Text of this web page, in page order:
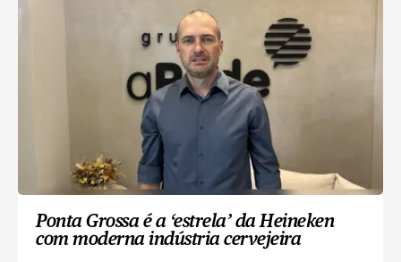
Ponta Grossa é a ‘estrela’ da Heineken
com moderna indústria cervejeira